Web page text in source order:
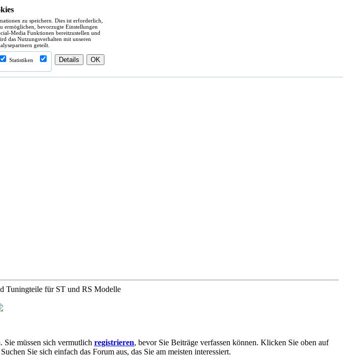
Tuningteile für ST und RS Modelle
Sie müssen sich vermutlich registrieren, bevor Sie Beiträge verfassen können. Klicken Sie oben auf
Sie sich einfach das Forum aus, das Sie am meisten interessiert.
zu speichern. Dies ist erforderlich,
ermöglichen, bevorzugte Einstellungen
Media Funktionen bereitzustellen und
das Nutzungsverhalten mit unseren
geteilt.
Statistiken